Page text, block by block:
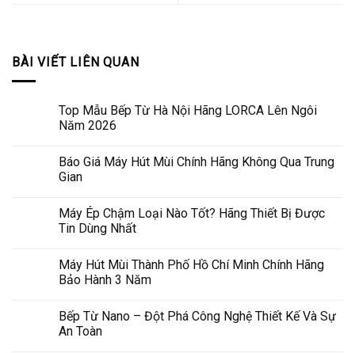
BÀI VIẾT LIÊN QUAN
Top Mẫu Bếp Từ Hà Nội Hãng LORCA Lên Ngôi
Năm 2026
Báo Giá Máy Hút Mùi Chính Hãng Không Qua Trung
Gian
Máy Ép Chậm Loại Nào Tốt? Hãng Thiết Bị Được
Tin Dùng Nhất
Máy Hút Mùi Thành Phố Hồ Chí Minh Chính Hãng
Bảo Hành 3 Năm
Bếp Từ Nano – Đột Phá Công Nghệ Thiết Kế Và Sự
An Toàn